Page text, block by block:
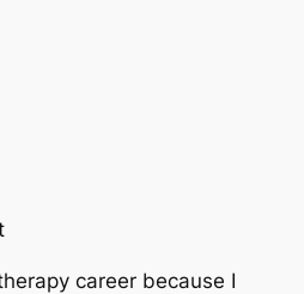
career because I